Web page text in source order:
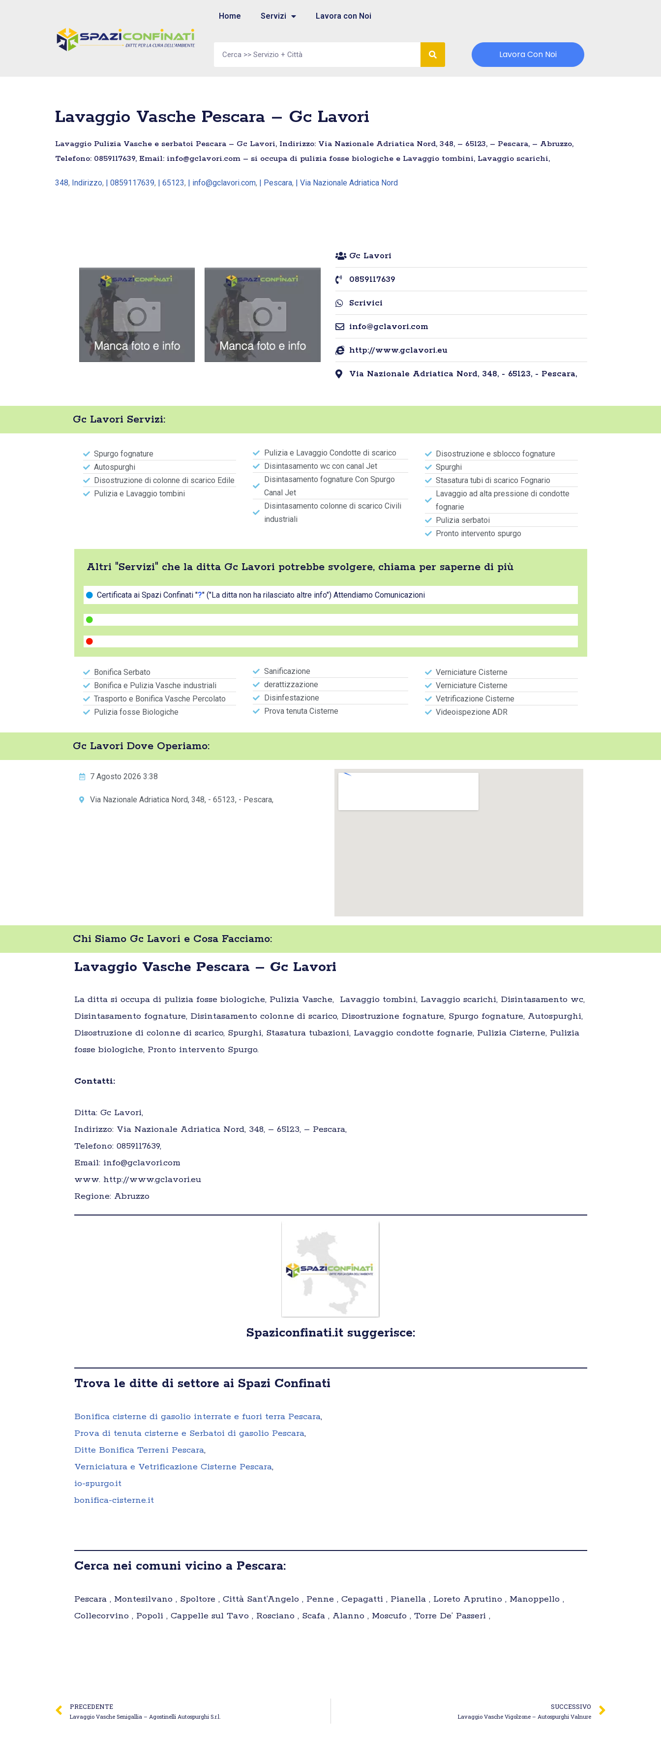
Home Servizi Lavora con Noi
Lavora Con Noi
Lavaggio Vasche Pescara – Gc Lavori
Lavaggio Pulizia Vasche e serbatoi Pescara – Gc Lavori, Indirizzo: Via Nazionale Adriatica Nord, 348, – 65123, – Pescara, – Abruzzo,
Telefono: 0859117639, Email: info@gclavori.com – si occupa di pulizia fosse biologiche e Lavaggio tombini, Lavaggio scarichi,
348, Indirizzo, | 0859117639, | 65123, | info@gclavori.com, | Pescara, | Via Nazionale Adriatica Nord
Gc Lavori
0859117639
Scrivici
info@gclavori.com
http://www.gclavori.eu
Via Nazionale Adriatica Nord, 348, - 65123, - Pescara,
Gc Lavori Servizi:
Spurgo fognature
Autospurghi
Disostruzione di colonne di scarico Edile
Pulizia e Lavaggio tombini
Pulizia e Lavaggio Condotte di scarico
Disintasamento wc con canal Jet
Disintasamento fognature Con Spurgo
Canal Jet
Disintasamento colonne di scarico Civili
industriali
Disostruzione e sblocco fognature
Spurghi
Stasatura tubi di scarico Fognario
Lavaggio ad alta pressione di condotte
fognarie
Pulizia serbatoi
Pronto intervento spurgo
Altri "Servizi" che la ditta Gc Lavori potrebbe svolgere, chiama per saperne di più
Certificata ai Spazi Confinati "?" ("La ditta non ha rilasciato altre info") Attendiamo Comunicazioni
Bonifica Serbato
Bonifica e Pulizia Vasche industriali
Trasporto e Bonifica Vasche Percolato
Pulizia fosse Biologiche
Sanificazione
derattizzazione
Disinfestazione
Prova tenuta Cisterne
Verniciature Cisterne
Verniciature Cisterne
Vetrificazione Cisterne
Videoispezione ADR
Gc Lavori Dove Operiamo:
7 Agosto 2026 3:38
Via Nazionale Adriatica Nord, 348, - 65123, - Pescara,
Chi Siamo Gc Lavori e Cosa Facciamo:
Lavaggio Vasche Pescara – Gc Lavori
La ditta si occupa di pulizia fosse biologiche, Pulizia Vasche, Lavaggio tombini, Lavaggio scarichi, Disintasamento wc,
Disintasamento fognature, Disintasamento colonne di scarico, Disostruzione fognature, Spurgo fognature, Autospurghi,
Disostruzione di colonne di scarico, Spurghi, Stasatura tubazioni, Lavaggio condotte fognarie, Pulizia Cisterne, Pulizia
fosse biologiche, Pronto intervento Spurgo.
Contatti:
Ditta: Gc Lavori,
Indirizzo: Via Nazionale Adriatica Nord, 348, – 65123, – Pescara,
Telefono: 0859117639,
Email: info@gclavori.com
www. http://www.gclavori.eu
Regione: Abruzzo
Spaziconfinati.it suggerisce:
Trova le ditte di settore ai Spazi Confinati
Bonifica cisterne di gasolio interrate e fuori terra Pescara,
Prova di tenuta cisterne e Serbatoi di gasolio Pescara,
Ditte Bonifica Terreni Pescara,
Verniciatura e Vetrificazione Cisterne Pescara,
io-spurgo.it
bonifica-cisterne.it
Cerca nei comuni vicino a Pescara:
Pescara , Montesilvano , Spoltore , Città Sant’Angelo , Penne , Cepagatti , Pianella , Loreto Aprutino , Manoppello ,
Collecorvino , Popoli , Cappelle sul Tavo , Rosciano , Scafa , Alanno , Moscufo , Torre De’ Passeri ,
PRECEDENTE
Lavaggio Vasche Senigallia – Agostinelli Autospurghi S.r.l.
SUCCESSIVO
Lavaggio Vasche Vigolzone – Autospurghi Valnure